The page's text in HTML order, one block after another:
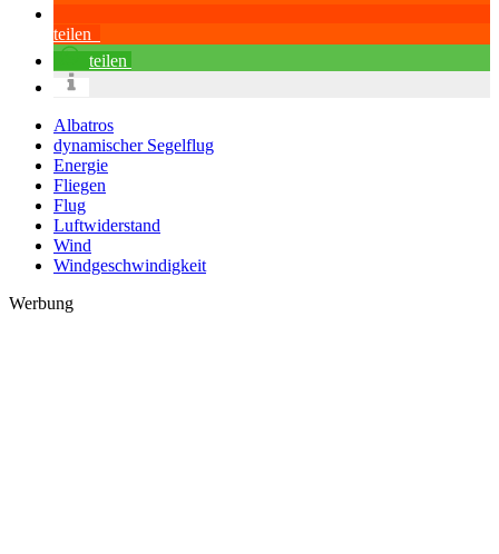
teilen
teilen
Albatros
dynamischer Segelflug
Energie
Fliegen
Flug
Luftwiderstand
Wind
Windgeschwindigkeit
Werbung